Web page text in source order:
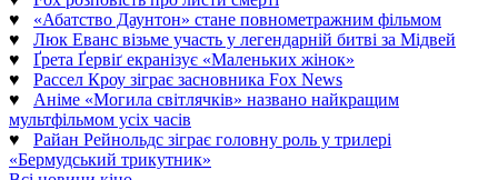
♥ «Абатство Даунтон» стане повнометражним фільмом
♥ Люк Еванс візьме участь у легендарній битві за Мідвей
♥ Ґрета Ґервіґ екранізує «Маленьких жінок»
♥ Рассел Кроу зіграє засновника Fox News
♥ Аніме «Могила світлячків» названо найкращим
мультфільмом усіх часів
♥ Райан Рейнольдс зіграє головну роль у трилері
«Бермудський трикутник»